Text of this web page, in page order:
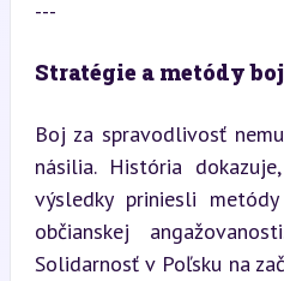
---
Stratégie a metódy
Boj za spravodlivosť
násilia. História
výsledky priniesli
občianskej
Solidarnosť v Poľsku na